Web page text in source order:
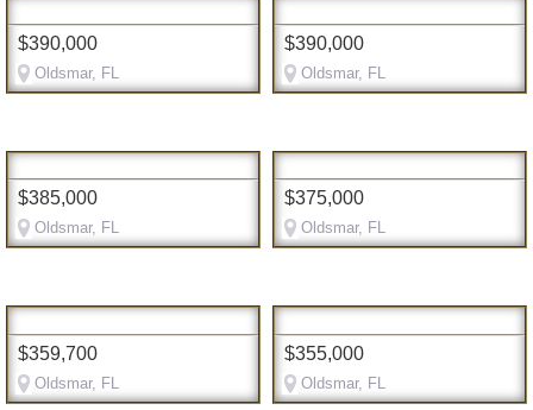
$390,000
Oldsmar, FL
$390,000
Oldsmar, FL
$385,000
Oldsmar, FL
$375,000
Oldsmar, FL
$359,700
Oldsmar, FL
$355,000
Oldsmar, FL